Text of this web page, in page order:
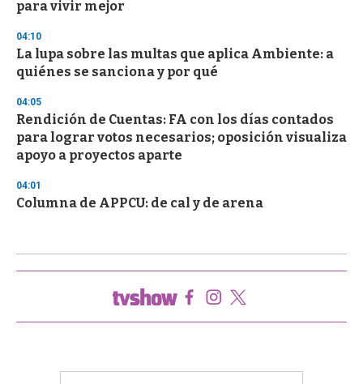
para vivir mejor
04:10
La lupa sobre las multas que aplica Ambiente: a
quiénes se sanciona y por qué
04:05
Rendición de Cuentas: FA con los días contados
para lograr votos necesarios; oposición visualiza
apoyo a proyectos aparte
04:01
Columna de APPCU: de cal y de arena